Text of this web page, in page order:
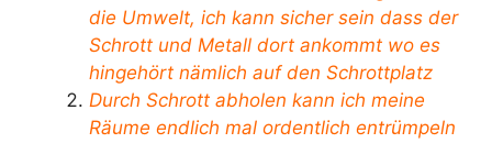
die Umwelt, ich kann sicher sein dass der
Schrott und Metall dort ankommt wo es
hingehört nämlich auf den Schrottplatz
Durch Schrott abholen kann ich meine
Räume endlich mal ordentlich entrümpeln